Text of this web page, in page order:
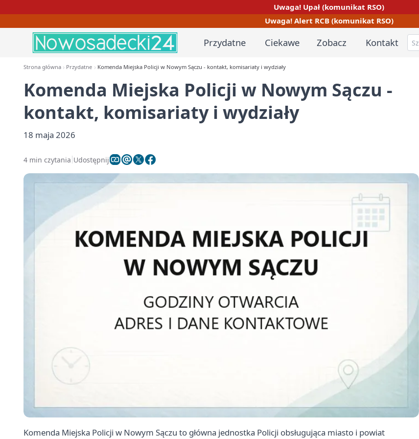
Uwaga! Upał (komunikat RSO)
Uwaga! Alert RCB (komunikat RSO)
Przydatne Ciekawe Zobacz Kontakt
Strona główna Przydatne Komenda Miejska Policji w Nowym Sączu - kontakt, komisariaty i wydziały
Komenda Miejska Policji w Nowym Sączu -
kontakt, komisariaty i wydziały
18 maja 2026
4 min czytania Udostępnij
Komenda Miejska Policji w Nowym Sączu to główna jednostka Policji obsługująca miasto i powiat